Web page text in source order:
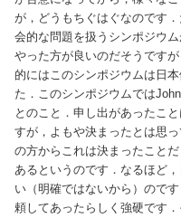
が，どうもちぐはぐなのです
会的な問題を扱うシンポジウ
やった方が良いのだそうです
的にはこのシンポジウムは日
た．このシンポジウムでは
とのこと．申し出があったこ
すが，よもや決まったとは思
の方からこれは決まったこと
あるというのです．なるほど
い（明確ではないから）ので
頼してあったらしく強硬です